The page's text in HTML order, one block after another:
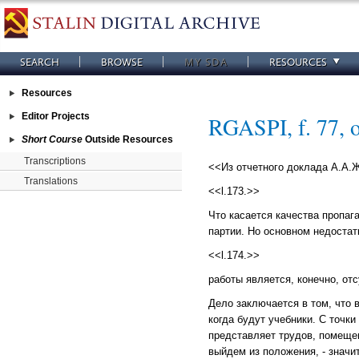
SEARCH BROWSE MY SDA RESOURCES
Resources
Editor Projects
Short Course Outside Resources
Transcriptions
Translations
RGASPI, f. 77,
<<Из отчетного доклада
<<l.173.>>
Что касается качества
партии. Но основном
<<l.174.>>
работы является, конечно,
Дело заключается в том, что
когда будут учебники. С
представляет трудов,
выйдем из положения, -